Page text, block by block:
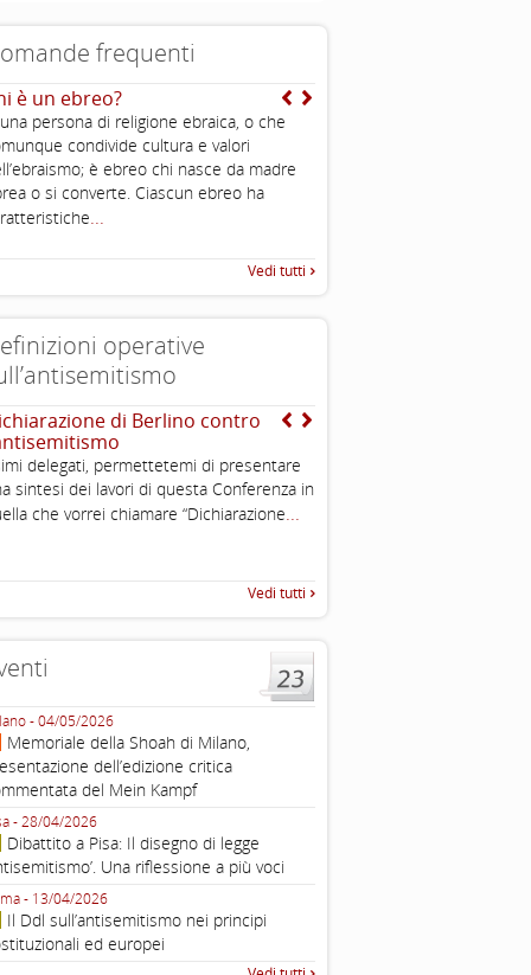
frequenti
è un ebreo?
una persona di religione ebraica, o che
condivide cultura e valori
è ebreo chi nasce da madre
o si converte. Ciascun ebreo ha
...
Vedi tutti
operative
di Berlino contro
delegati, permettetemi di presentare
sintesi dei lavori di questa Conferenza in
che vorrei chiamare “Dichiarazione...
Vedi tutti
- 04/05/2026
Memoriale della Shoah di Milano,
dell’edizione critica
del Mein Kampf
- 28/04/2026
Dibattito a Pisa: Il disegno di legge
Una riflessione a più voci
- 13/04/2026
Il Ddl sull’antisemitismo nei principi
ed europei